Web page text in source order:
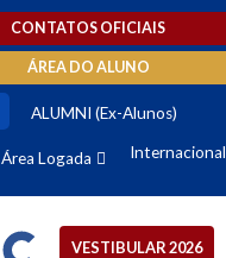
CONTATOS OFICIAIS
ÁREA DO ALUNO
ALUMNI (Ex-Alunos)
Área Logada Internacional
VESTIBULAR 2026